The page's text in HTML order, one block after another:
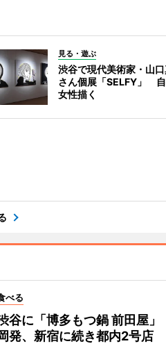
見る・遊ぶ
渋谷で現代美術家・山口
さん個展「SELFY」 自
女性描く
べる
谷に「博多もつ鍋 前田屋
発、新宿に続き都内2号店